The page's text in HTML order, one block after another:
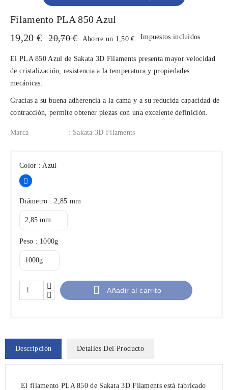
Filamento PLA 850 Azul
19,20 €
20,70 € Ahorre un 1,50 € Impuestos incluidos
El PLA 850 Azul de Sakata 3D Filaments presenta mayor velocidad
de cristalización, resistencia a la temperatura y propiedades
mecánicas.
Gracias a su buena adherencia a la cama y a su reducida capacidad de
contracción, permite obtener piezas con una excelente definición.
Marca : Sakata 3D Filaments
Color : Azul
Azul
Diámetro : 2,85 mm
Peso : 1000g
 Añadir al carrito
Descripción Detalles Del Producto
El filamento PLA 850 de Sakata 3D Filaments está fabricado